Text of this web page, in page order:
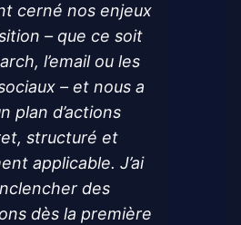
cerné nos enjeux
– que ce soit
l’email ou les
– et nous a
plan d’actions
structuré et
applicable. J’ai
des
dès la première